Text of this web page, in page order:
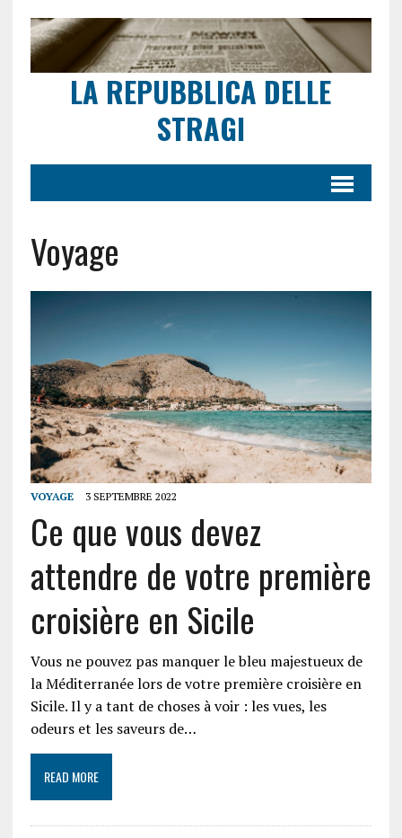
LA REPUBBLICA DELLE
STRAGI
Voyage
VOYAGE 3 SEPTEMBRE 2022
Ce que vous devez
attendre de votre première
croisière en Sicile
Vous ne pouvez pas manquer le bleu majestueux de
la Méditerranée lors de votre première croisière en
Sicile. Il y a tant de choses à voir : les vues, les
odeurs et les saveurs de…
READ MORE